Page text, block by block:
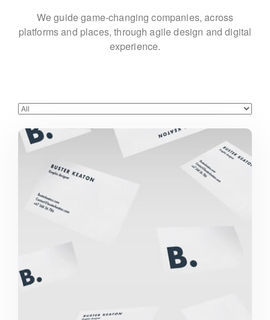
We guide game-changing companies, across
platforms and places, through agile design and digital
experience.
Buster Keaton Project